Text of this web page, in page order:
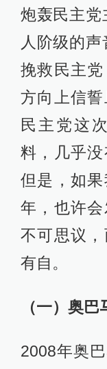
炮轰民主党
人阶级的
挽救民主
方向上信誓
民主党这
料，几乎没
但是，如
年，也许
不可思议
有自。
（一）奥巴
2008年奥